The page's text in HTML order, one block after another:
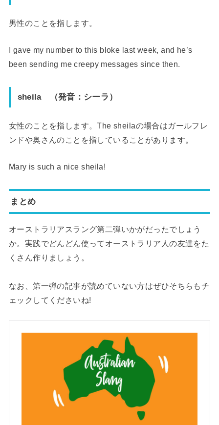
男性のことを指します。
I gave my number to this bloke last week, and he’s
been sending me creepy messages since then.
sheila（発音：シーラ）
女性のことを指します。The sheilaの場合はガールフレ
ンドや奥さんのことを指していることがあります。
Mary is such a nice sheila!
まとめ
オーストラリアスラング第二弾いかがだったでしょう
か。実践でどんどん使ってオーストラリア人の友達をた
くさん作りましょう。
なお、第一弾の記事が読めていない方はぜひそちらもチ
ェックしてくださいね!